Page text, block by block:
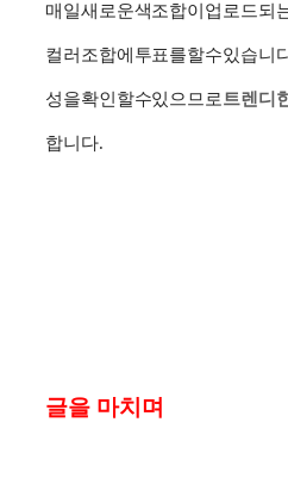
매일새로운색조합이 업로드되
컬러 조합에 투표를할수있습니
성을확인할수있으므로트렌디
합니다.
글을 마치며